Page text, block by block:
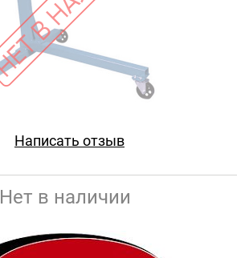
Написать отзыв
Нет в наличии